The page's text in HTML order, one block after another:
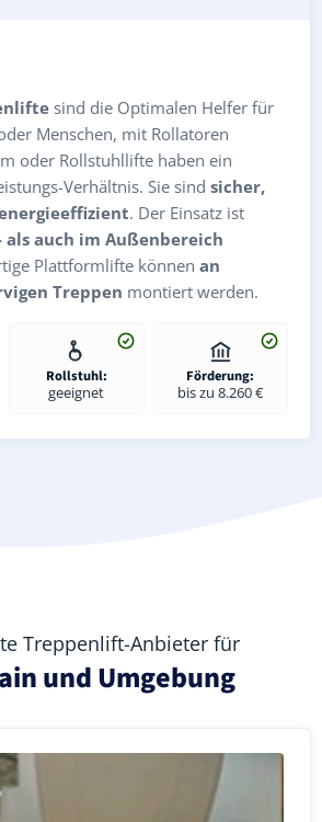
sind die Optimalen Helfer für
Menschen, mit Rollatoren
oder Rollstuhllifte haben ein
Verhältnis. Sie sind sicher,
. Der Einsatz ist
als auch im Außenbereich
Plattformlifte können an
Treppen montiert werden.
Rollstuhl:
geeignet
Förderung:
bis zu 8.260 €
Treppenlift-Anbieter für
und Umgebung